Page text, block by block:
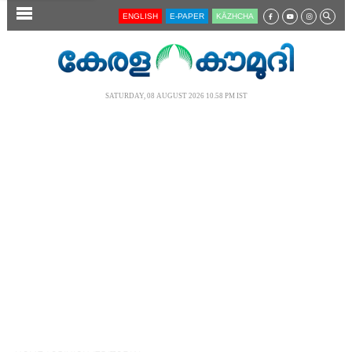
SECTIONS ENGLISH E-PAPER KĀZHCHA
SATURDAY, 08 AUGUST 2026 10.58 PM IST